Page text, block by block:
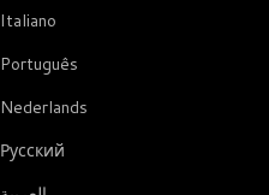
Italiano
Português
Nederlands
Русский